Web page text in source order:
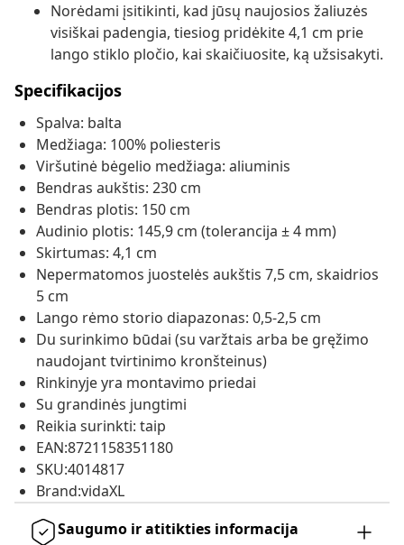
Norėdami įsitikinti, kad jūsų naujosios žaliuzės
visiškai padengia, tiesiog pridėkite 4,1 cm prie
lango stiklo pločio, kai skaičiuosite, ką užsisakyti.
Specifikacijos
Spalva: balta
Medžiaga: 100% poliesteris
Viršutinė bėgelio medžiaga: aliuminis
Bendras aukštis: 230 cm
Bendras plotis: 150 cm
Audinio plotis: 145,9 cm (tolerancija ± 4 mm)
Skirtumas: 4,1 cm
Nepermatomos juostelės aukštis 7,5 cm, skaidrios
5 cm
Lango rėmo storio diapazonas: 0,5-2,5 cm
Du surinkimo būdai (su varžtais arba be gręžimo
naudojant tvirtinimo kronšteinus)
Rinkinyje yra montavimo priedai
Su grandinės jungtimi
Reikia surinkti: taip
EAN:8721158351180
SKU:4014817
Brand:vidaXL
Saugumo ir atitikties informacija